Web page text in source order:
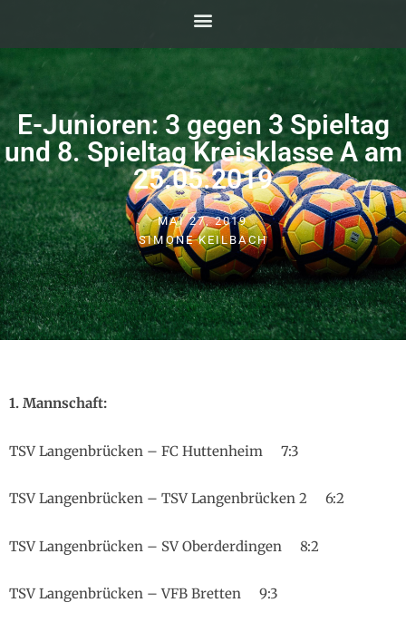
E-Junioren: 3 gegen 3 Spieltag
und 8. Spieltag Kreisklasse A am
25.05.2019
MAI 27, 2019
SIMONE KEILBACH
1. Mannschaft:
TSV Langenbrücken – FC Huttenheim 7:3
TSV Langenbrücken – TSV Langenbrücken 2 6:2
TSV Langenbrücken – SV Oberderdingen 8:2
TSV Langenbrücken – VFB Bretten 9:3